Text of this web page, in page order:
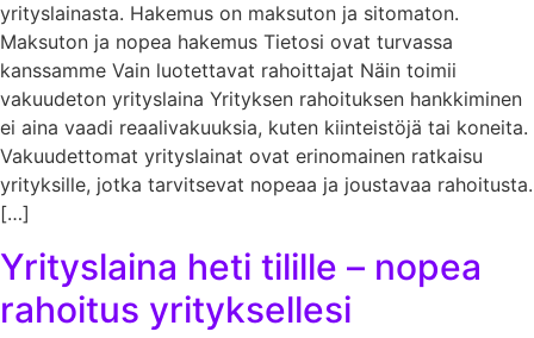
yrityslainasta. Hakemus on maksuton ja sitomaton.
Maksuton ja nopea hakemus Tietosi ovat turvassa
kanssamme Vain luotettavat rahoittajat Näin toimii
vakuudeton yrityslaina Yrityksen rahoituksen hankkiminen
ei aina vaadi reaalivakuuksia, kuten kiinteistöjä tai koneita.
Vakuudettomat yrityslainat ovat erinomainen ratkaisu
yrityksille, jotka tarvitsevat nopeaa ja joustavaa rahoitusta.
[…]
Yrityslaina heti tilille – nopea
rahoitus yrityksellesi